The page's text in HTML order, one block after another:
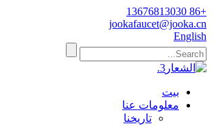
+86 13676813030
jookafaucet@jooka.cn
English
بيت
معلومات عنا
تاريخنا